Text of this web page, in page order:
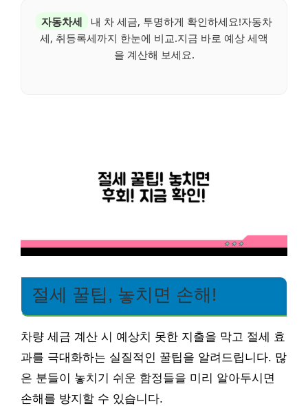
자동차세
내 차 세금, 투명하게 확인하세요!자동차
세, 취등록세까지 한눈에 비교.지금 바로 예상 세액
을 계산해 보세요.
절세 꿀팁, 놓치면 손해!
차량 세금 계산 시 예상치 못한 지출을 막고 절세 효
과를 극대화하는 실질적인 꿀팁을 알려드립니다. 많
은 분들이 놓치기 쉬운 함정들을 미리 알아두시면
손해를 방지할 수 있습니다.